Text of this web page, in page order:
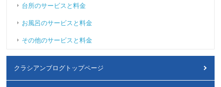
台所のサービスと料金
お風呂のサービスと料金
その他のサービスと料金
クラシアンブログトップページ